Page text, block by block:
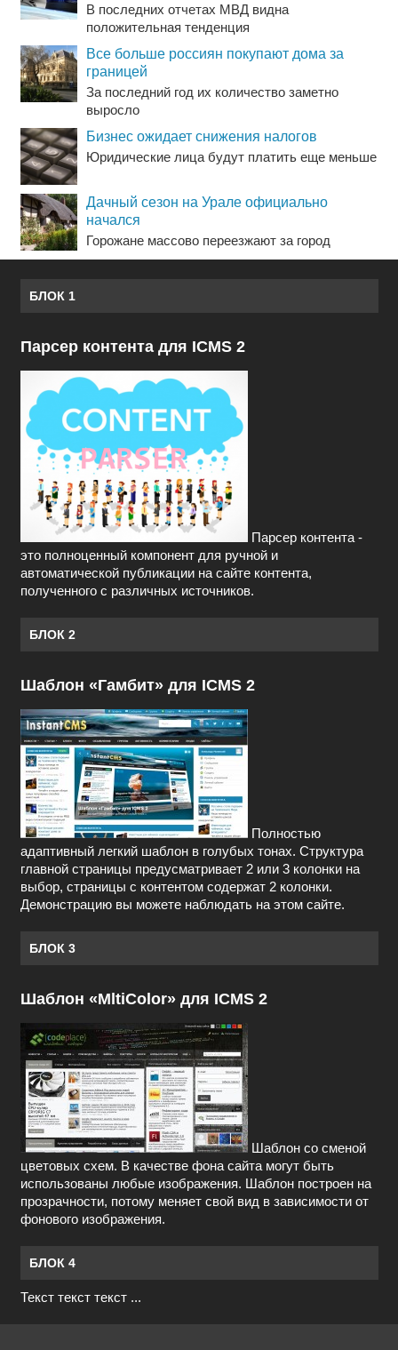
В последних отчетах МВД видна
положительная тенденция
Все больше россиян покупают дома за
границей
За последний год их количество заметно
выросло
Бизнес ожидает снижения налогов
Юридические лица будут платить еще меньше
Дачный сезон на Урале официально
начался
Горожане массово переезжают за город
БЛОК 1
Парсер контента для ICMS 2
Парсер контента -
это полноценный компонент для ручной и
автоматической публикации на сайте контента,
полученного с различных источников.
БЛОК 2
Шаблон «Гамбит» для ICMS 2
Полностью
адаптивный легкий шаблон в голубых тонах. Структура
главной страницы предусматривает 2 или 3 колонки на
выбор, страницы с контентом содержат 2 колонки.
Демонстрацию вы можете наблюдать на этом сайте.
БЛОК 3
Шаблон «MltiColor» для ICMS 2
Шаблон со сменой
цветовых схем. В качестве фона сайта могут быть
использованы любые изображения. Шаблон построен на
прозрачности, потому меняет свой вид в зависимости от
фонового изображения.
БЛОК 4
Текст текст текст ...